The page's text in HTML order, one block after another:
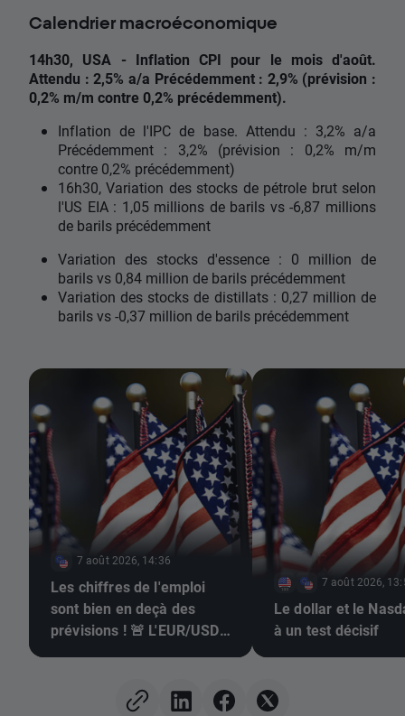
Calendrier macroéconomique
14h30, USA - Inflation CPI pour le mois d'août.
Attendu : 2,5% a/a Précédemment : 2,9% (prévision :
0,2% m/m contre 0,2% précédemment).
Inflation de l'IPC de base. Attendu : 3,2% a/a
Précédemment : 3,2% (prévision : 0,2% m/m
contre 0,2% précédemment)
16h30, Variation des stocks de pétrole brut selon
l'US EIA : 1,05 millions de barils vs -6,87 millions
de barils précédemment
Variation des stocks d'essence : 0 million de
barils vs 0,84 million de barils précédemment
Variation des stocks de distillats : 0,27 million de
barils vs -0,37 million de barils précédemment
7 août 2026, 14:36
Les chiffres de l'emploi
sont bien en deçà des
prévisions ! 🚨 L'EUR/USD
7 août 2026,
Le dollar et le
à un test décisif